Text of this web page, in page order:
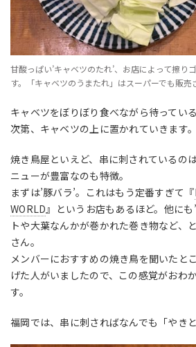
甘酸っぱい’キャベツのたれ’、お店によって擦り
す。「キャベツのうまたれ」はスーパーでも販売
キャベツをぼりぼり食べながら待ってい
次第、キャベツの上に置かれていきます。
焼き鳥屋といえど、串に刺されているの
ニューが豊富なのも特徴。
まずは’豚バラ’。これはもう定番すぎて『
WORLD』というお店もあるほど。他にも
トや大葉なんかが巻かれた巻き物など、
さん。
メンバーにおすすめの焼き鳥を聞いたと
げた人がいましたので、この感覚がおわ
す。
福岡では、串に刺さればなんでも「やきと